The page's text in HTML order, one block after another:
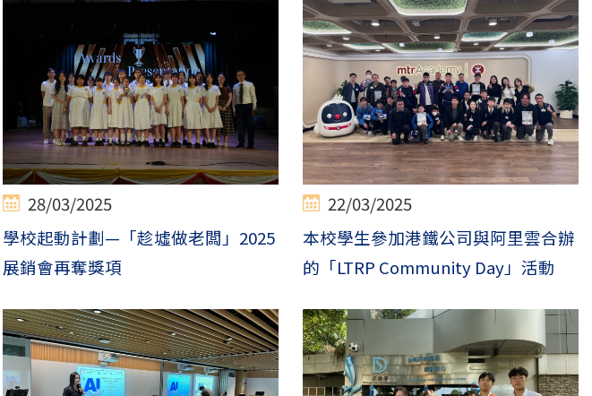
28/03/2025
學校起動計劃—「趁墟做老闆」2025
展銷會再奪獎項
22/03/2025
本校學生參加港鐵公司與阿里雲合辦
的「LTRP Community Day」活動